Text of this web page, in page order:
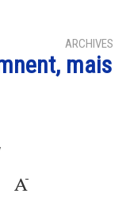
ARCHIVES
mais